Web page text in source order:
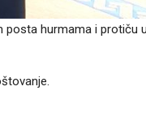
posta hurmama i protiču